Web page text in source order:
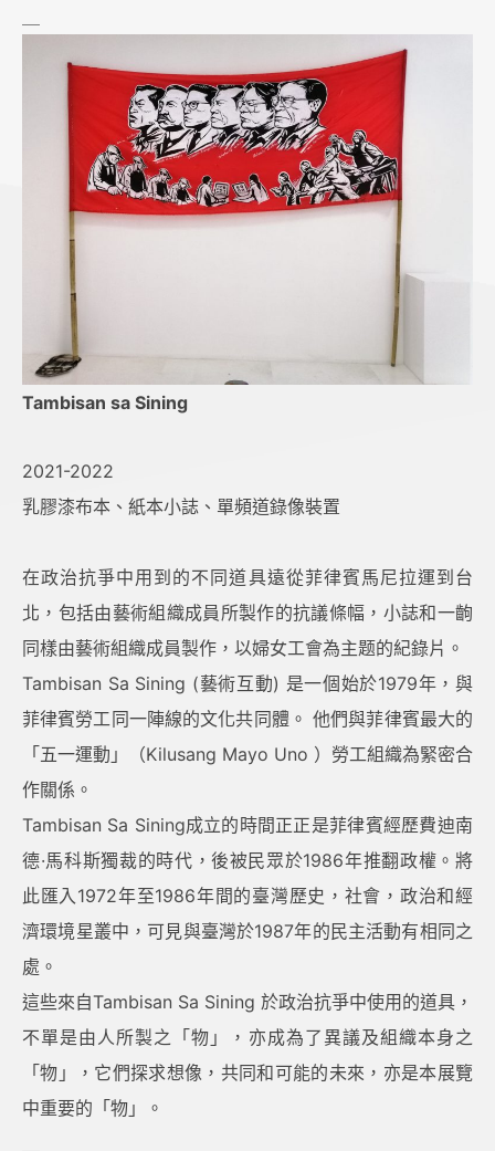
Tambisan sa Sining
2021-2022
乳膠漆布本、紙本小誌、單頻道錄像裝置
在政治抗爭中用到的不同道具遠從菲律賓馬尼拉運到台
北，包括由藝術組織成員所製作的抗議條幅，小誌和一齣
同樣由藝術組織成員製作，以婦女工會為主题的紀錄片。
Tambisan Sa Sining (藝術互動) 是一個始於1979年，與
菲律賓勞工同一陣線的文化共同體。 他們與菲律賓最大的
「五一運動」（Kilusang Mayo Uno ）勞工組織為緊密合
作關係。
Tambisan Sa Sining成立的時間正正是菲律賓經歷費迪南
德·馬科斯獨裁的時代，後被民眾於1986年推翻政權。將
此匯入1972年至1986年間的臺灣歷史，社會，政治和經
濟環境星叢中，可見與臺灣於1987年的民主活動有相同之
處。
這些來自Tambisan Sa Sining 於政治抗爭中使用的道具，
不單是由人所製之「物」，亦成為了異議及組織本身之
「物」，它們探求想像，共同和可能的未來，亦是本展覽
中重要的「物」。